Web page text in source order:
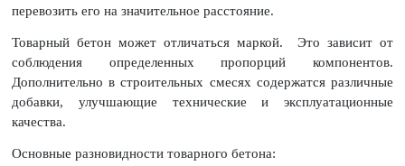
перевозить его на значительное расстояние.
Товарный бетон может отличаться маркой. Это зависит от
соблюдения определенных пропорций компонентов.
Дополнительно в строительных смесях содержатся различные
добавки, улучшающие технические и эксплуатационные
качества.
Основные разновидности товарного бетона: